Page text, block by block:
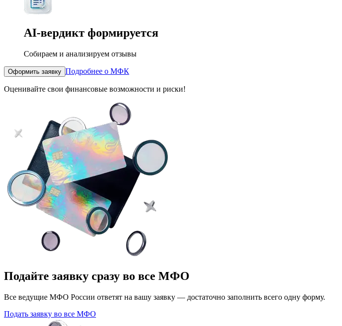
AI-вердикт формируется
Собираем и анализируем отзывы
Оформить заявку Подробнее о МФК
Оценивайте свои финансовые возможности и риски!
Подайте заявку сразу во все МФО
Все ведущие МФО России ответят на вашу заявку — достаточно заполнить всего одну форму.
Подать заявку во все МФО